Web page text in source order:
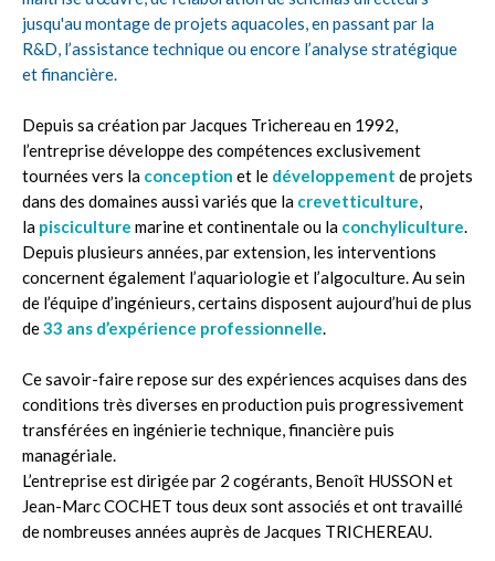
jusqu'au montage de projets aquacoles, en passant par la
R&D, l’assistance technique ou encore l’analyse stratégique
et financière.
Depuis sa création par Jacques Trichereau en 1992,
l’entreprise développe des compétences exclusivement
tournées vers la conception et le développement de projets
dans des domaines aussi variés que la crevetticulture,
la pisciculture marine et continentale ou la conchyliculture.
Depuis plusieurs années, par extension, les interventions
concernent également l’aquariologie et l’algoculture. Au sein
de l’équipe d’ingénieurs, certains disposent aujourd’hui de plus
de33 ans d’expérience professionnelle.
Ce savoir-faire repose sur des expériences acquises dans des
conditions très diverses en production puis progressivement
transférées en ingénierie technique, financière puis
managériale.
L’entreprise est dirigée par 2 cogérants, Benoît HUSSON et
Jean-Marc COCHET tous deux sont associés et ont travaillé
de nombreuses années auprès de Jacques TRICHEREAU.